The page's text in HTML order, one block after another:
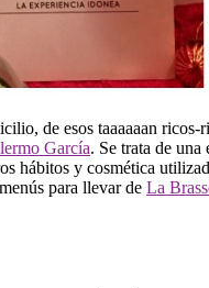
de esos taaaaaan ricos-
García. Se trata de
hábitos y cosmética
para llevar de La